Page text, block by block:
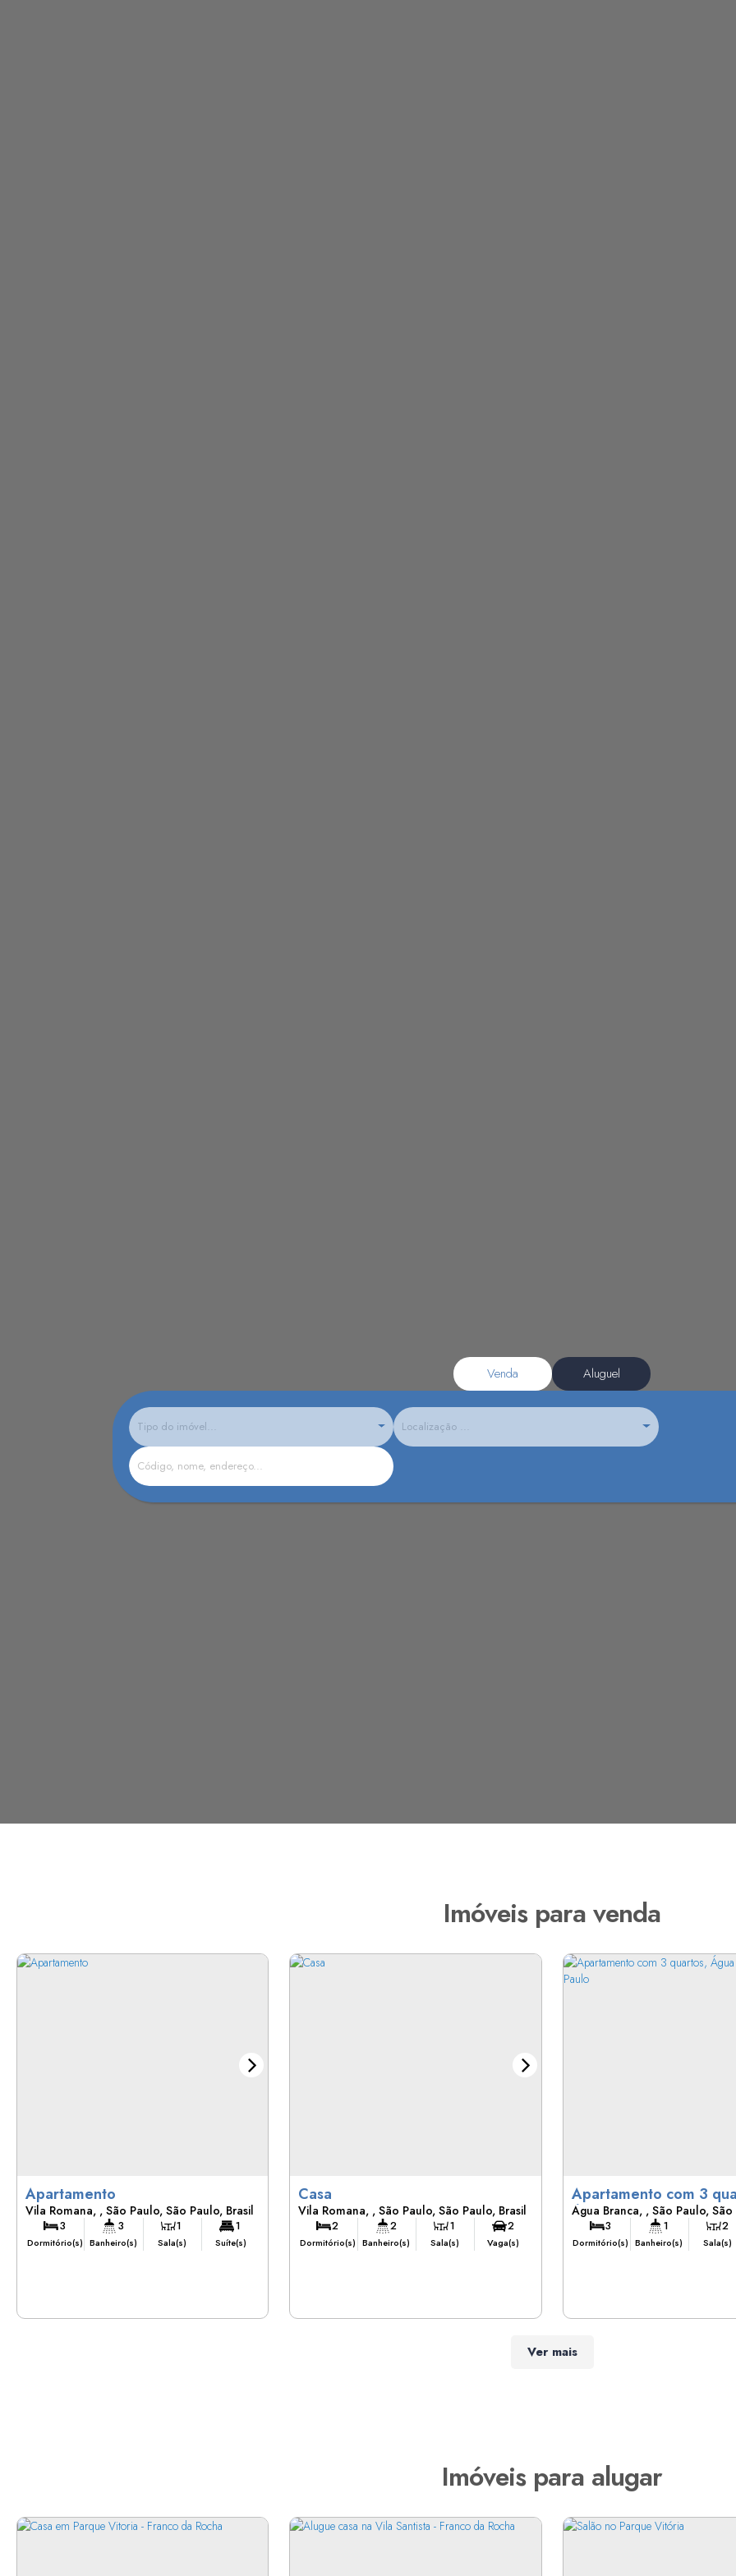
Venda Aluguel
Tipo do imóvel... Localização ...
Imóveis para venda
Apartamento
Vila Romana , São Paulo, São Paulo, Brasil
3
Dormitório(s)
3
Banheiro(s)
1
Sala(s)
1
Suíte(s)
Casa
Vila Romana ,São Paulo,São Paulo, Brasil
2
Dormitório(s)
2
Banheiro(s)
1
Sala(s)
2
Vaga(s)
Apartamento com 3
Água Branca - São
Água Branca , São Paulo, São
3
Dormitório(s)
1
Banheiro(s)
2
Sala(s)
Ver mais
Imóveis para alugar